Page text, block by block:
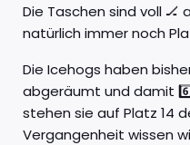
Die Taschen sind voll 🏒
natürlich immer noch
Die Icehogs haben
abgeräumt und damit
stehen sie auf Platz 14
Vergangenheit wissen